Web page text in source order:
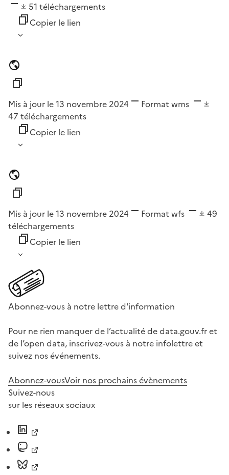
51 téléchargements
Copier le lien
Mis à jour le 13 novembre 2024 Format wms
47 téléchargements
Copier le lien
Mis à jour le 13 novembre 2024 Format wfs
49
téléchargements
Copier le lien
Abonnez-vous à notre lettre d'information
Pour ne rien manquer de l’actualité de data.gouv.fr et
de l’open data, inscrivez-vous à notre infolettre et
suivez nos événements.
Abonnez-vousVoir nos prochains évènements
Suivez-nous
sur les réseaux sociaux